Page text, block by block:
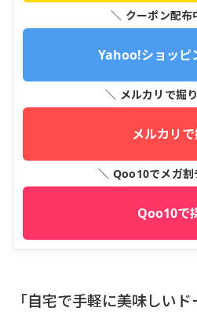
＼ クーポン配布
Yahoo!ショッピ
＼ メルカリで掘
メルカリ
＼ Qoo10でメガ割
Qoo10で
「自宅で手軽に美味しい